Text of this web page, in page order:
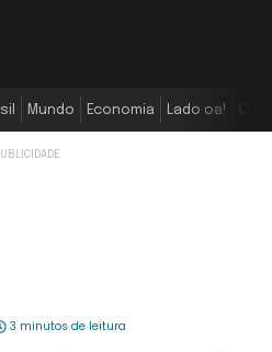
Mundo Economia Lado oa!
3 minutos de leitura